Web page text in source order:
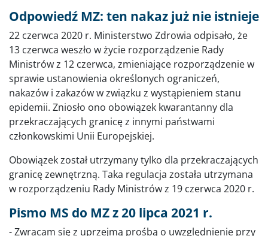
Odpowiedź MZ: ten nakaz już nie istnieje
22 czerwca 2020 r. Ministerstwo Zdrowia odpisało, że
13 czerwca weszło w życie rozporządzenie Rady
Ministrów z 12 czerwca, zmieniające rozporządzenie w
sprawie ustanowienia określonych ograniczeń,
nakazów i zakazów w związku z wystąpieniem stanu
epidemii. Zniosło ono obowiązek kwarantanny dla
przekraczających granicę z innymi państwami
członkowskimi Unii Europejskiej.
Obowiązek został utrzymany tylko dla przekraczających
granicę zewnętrzną. Taka regulacja została utrzymana
w rozporządzeniu Rady Ministrów z 19 czerwca 2020 r.
Pismo MS do MZ z 20 lipca 2021 r.
- Zwracam się z uprzejmą prośbą o uwzględnienie przy